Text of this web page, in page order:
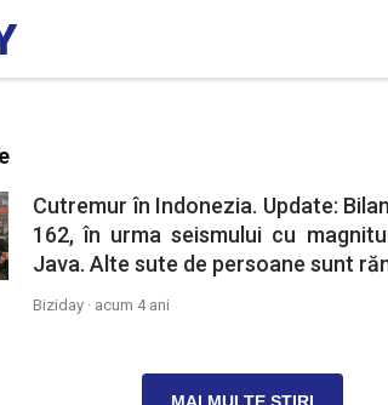
Cutremur în Indonezia. Update:
162, în urma seismului cu
Java. Alte sute de persoane sunt
Biziday · acum 4 ani